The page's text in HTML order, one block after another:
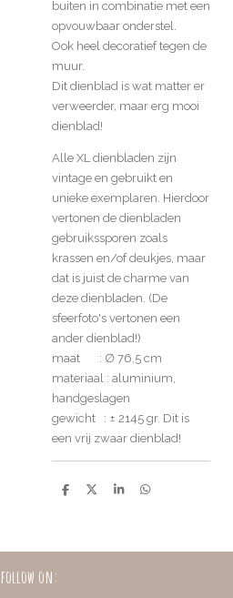
buiten in combinatie met een
opvouwbaar onderstel.
Ook heel decoratief tegen de
muur.
Dit dienblad is wat matter er
verweerder, maar erg mooi
dienblad!
Alle XL dienbladen zijn
vintage en gebruikt en
unieke exemplaren. Hierdoor
vertonen de dienbladen
gebruikssporen zoals
krassen en/of deukjes, maar
dat is juist de charme van
deze dienbladen. (De
sfeerfoto's vertonen een
ander dienblad!)
maat : ∅ 76,5 cm
materiaal : aluminium,
handgeslagen
gewicht : ± 2145 gr. Dit is
een vrij zwaar dienblad!
D
D
S
D
follow on: